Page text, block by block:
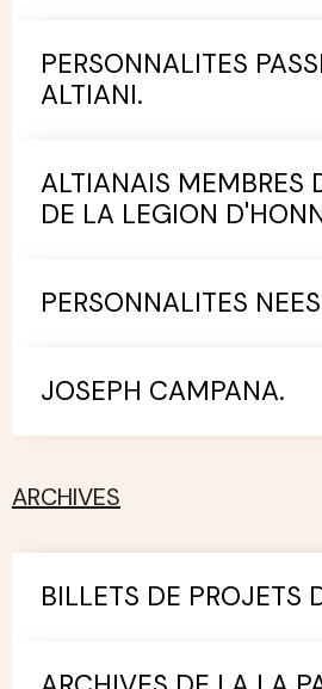
PERSONNALITES
ALTIANI.
ALTIANAIS MEMBRES
DE LA LEGION
PERSONNALITES
JOSEPH CAMPANA.
ARCHIVES
BILLETS DE PROJETS